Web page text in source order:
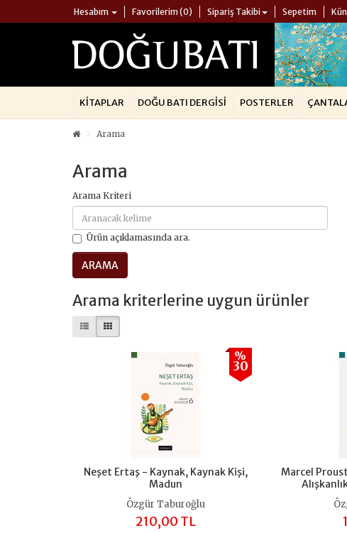
Hesabım Favorilerim (0) Sipariş Takibi Sepetim
KITAPLAR DOĞU BATI DERGISI POSTERLER
Arama
Arama
Arama Kriteri
Ürün açıklamasında ara.
Arama kriterlerine uygun ürünler
%
30
Neşet Ertaş - Kaynak, Kaynak Kişi,
Madun
Özgür Taburoğlu
210,00 TL
Marcel